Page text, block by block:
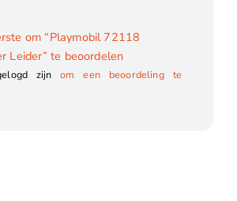
om “Playmobil 72118
Leider” te beoordelen
zijn om een beoordeling te